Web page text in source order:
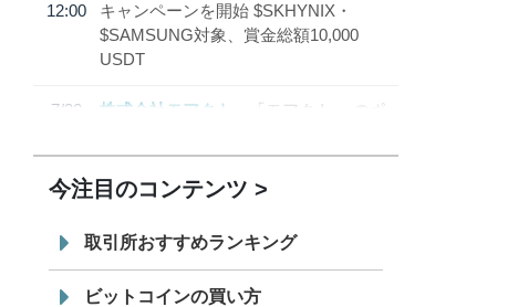
12:00
キャンペーンを開始 $SKHYNIX・
$SAMSUNG対象、賞金総額10,000
USDT
7/30
株式会社モアクト
「モアクト」 のポ
「 JPYC」を追加
19:30
てステーブルコイン「JPYSC」徹底解
説セミナーを開催
今注目のコンテンツ
取引所おすすめランキング
ビットコインの買い方